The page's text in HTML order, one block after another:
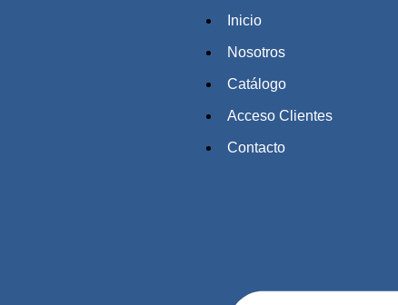
Inicio
Nosotros
Catálogo
Acceso Clientes
Contacto